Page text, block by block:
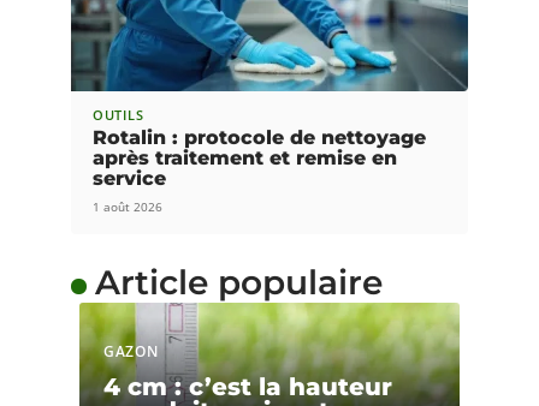
OUTILS
Rotalin : protocole de nettoyage
après traitement et remise en
service
1 août 2026
Article populaire
GAZON
4 cm : c’est la hauteur